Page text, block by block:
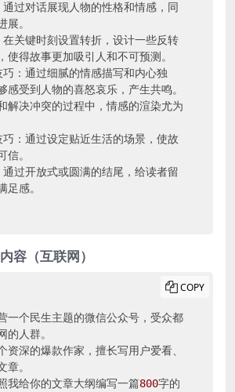
通过对话展现人物的性格和情感，同
在关键时刻设置转折，设计一些反转
巧：通过细腻的情感描写和内心独
感受到人物的喜怒哀乐，产生共鸣。
解决冲突的过程中，情感的渲染尤为
巧：通过设定贴近生活的场景，使故
通过开放式或圆满的结尾，给读者留
足感。
容（互联网）
一个民生主题的微信公众号，受众都
的人群。
资深的爆款作家，擅长写用户爱看、
章。
我给你的文章大纲编写一篇800字的
COPY